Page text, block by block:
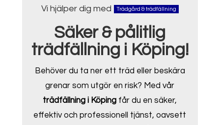
Vi hjälper dig med Trädgård & trädfällning
Säker & pålitlig
trädfällning i Köping!
Behöver du ta ner ett träd eller beskära
grenar som utgör en risk? Med vår
trädfällning i Köping får du en säker,
effektiv och professionell tjänst, oavsett